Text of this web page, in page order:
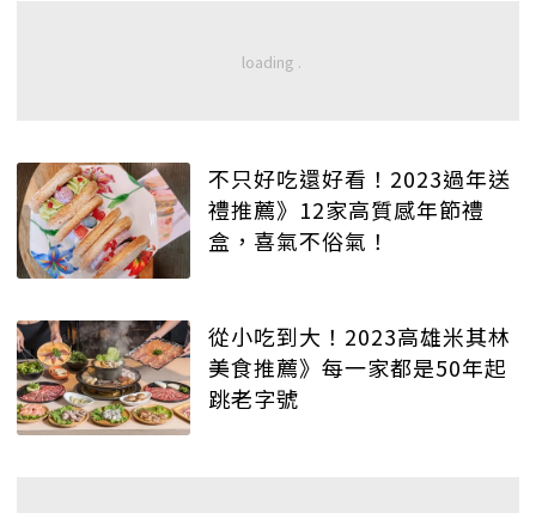
不只好吃還好看！2023過年送
禮推薦》12家高質感年節禮
盒，喜氣不俗氣！
從小吃到大！2023高雄米其林
美食推薦》每一家都是50年起
跳老字號